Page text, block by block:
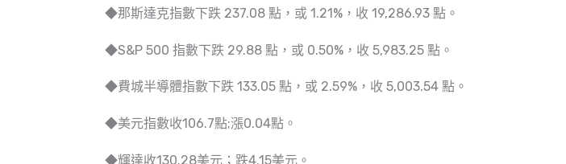
◆那斯達克指數下跌 237.08 點，或 1.21%，收 19,286.93 點。
◆S&P 500 指數下跌 29.88 點，或 0.50%，收 5,983.25 點。
◆費城半導體指數下跌 133.05 點，或 2.59%，收 5,003.54 點。
◆美元指數收106.7點;漲0.04點。
◆輝達收130.28美元；跌4.15美元。